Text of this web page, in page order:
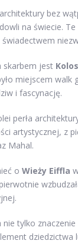
bez
na świecie.
skarbem jest
miejscem
i fascynację.
perła
artystycznej, z
Mahal.
o Wieży Eiffla
nie tylko